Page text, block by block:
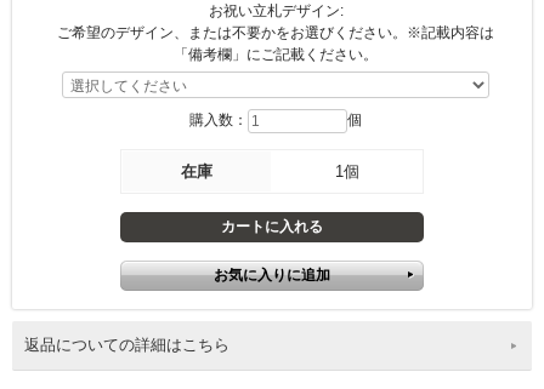
お祝い立札デザイン:
ご希望のデザイン、または不要かをお選びください。※記載内容は
「備考欄」にご記載ください。
購入数： 個
在庫 1個
返品についての詳細はこちら